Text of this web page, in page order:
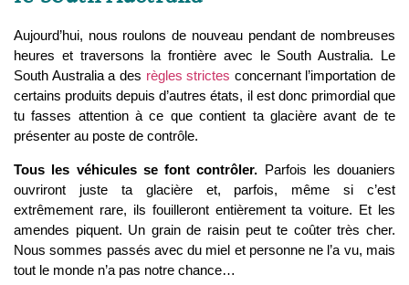
Aujourd’hui, nous roulons de nouveau pendant de nombreuses
heures et traversons la frontière avec le South Australia. Le
South Australia a des règles strictes concernant l’importation de
certains produits depuis d’autres états, il est donc primordial que
tu fasses attention à ce que contient ta glacière avant de te
présenter au poste de contrôle.
Tous les véhicules se font contrôler. Parfois les douaniers
ouvriront juste ta glacière et, parfois, même si c’est
extrêmement rare, ils fouilleront entièrement ta voiture. Et les
amendes piquent. Un grain de raisin peut te coûter très cher.
Nous sommes passés avec du miel et personne ne l’a vu, mais
tout le monde n’a pas notre chance…